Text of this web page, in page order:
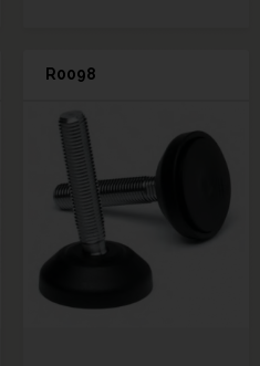
R0098